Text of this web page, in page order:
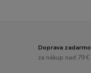
Doprava zadarmo
za nákup nad 79 €